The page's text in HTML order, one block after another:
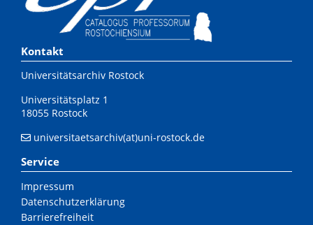
Kontakt
Universitätsarchiv Rostock
Universitätsplatz 1
18055 Rostock
universitaetsarchiv(at)uni-rostock.de
Service
Impressum
Datenschutzerklärung
Barrierefreiheit